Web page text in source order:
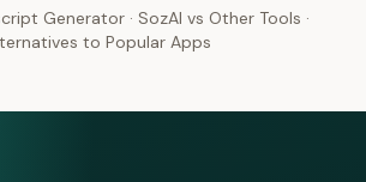
Generator· SozAI vs Other Tools ·
to Popular Apps